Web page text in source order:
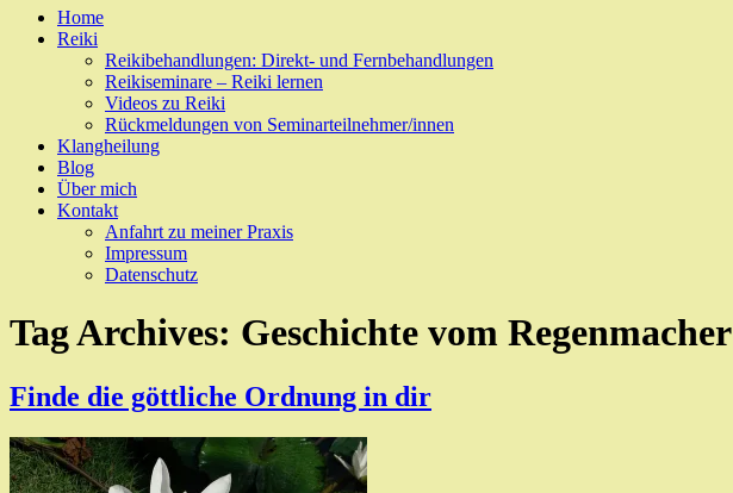
Skip
Home
Reiki
Reikibehandlungen: Direkt- und Fernbehandlungen
Reikiseminare – Reiki lernen
Videos zu Reiki
Rückmeldungen von Seminarteilnehmer/innen
Klangheilung
Blog
Über mich
Kontakt
Anfahrt zu meiner Praxis
Impressum
Datenschutz
Tag Archives: Geschichte vom Regenmacher
Finde die göttliche Ordnung in dir